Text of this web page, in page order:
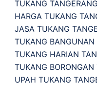
TUKANG TANGERANG
HARGA TUKANG
JASA TUKANG
TUKANG BANGUNAN
TUKANG HARIAN
TUKANG BORONGAN
UPAH TUKANG